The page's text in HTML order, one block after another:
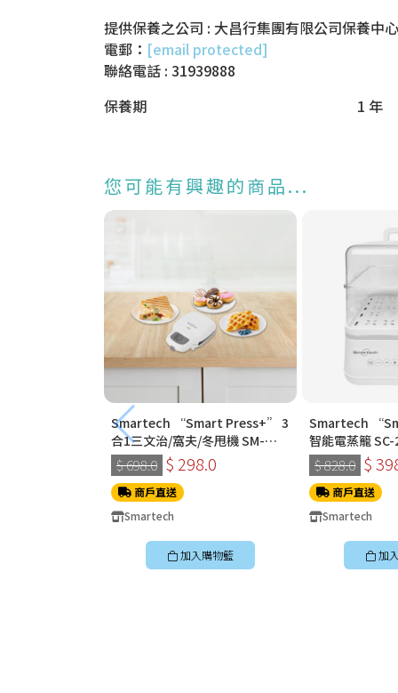
提供保養之公司 : 大昌行集團有限公司保養中
電郵： [email protected]
聯絡電話 : 31939888
保養期
1 年
您可能有興趣的商品...
Smartech “Smart Press+” 3
合1三文治/窩夫/冬甩機 SM-
2228
$ 698.0 $ 298.0
商戶直送
Smartech
加入購物籃
Smartech
智能電蒸籠
$ 828.0 $
商戶直送
Smartech
加